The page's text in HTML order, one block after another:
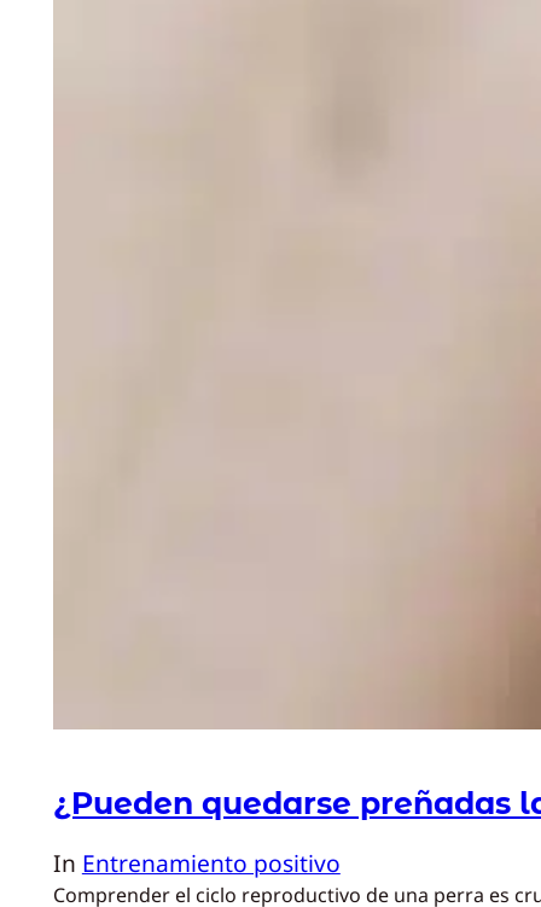
¿Pueden quedarse preñadas
In Entrenamiento positivo
Comprender el ciclo reproductivo de una perra es